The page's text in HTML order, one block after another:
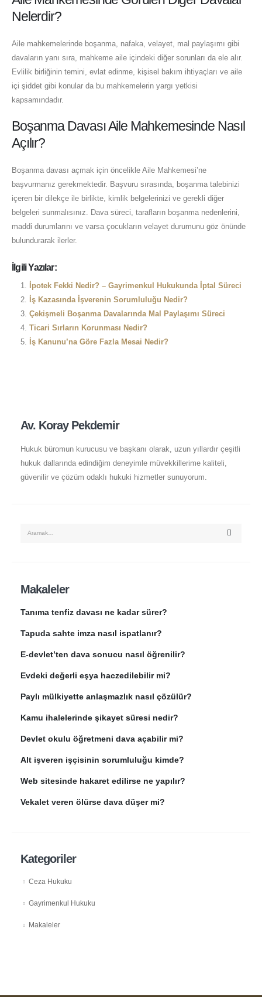
Nelerdir?
Aile mahkemelerinde boşanma, nafaka, velayet, mal paylaşımı gibi
davaların yanı sıra, mahkeme aile içindeki diğer sorunları da ele alır.
Evlilik birliğinin temini, evlat edinme, kişisel bakım ihtiyaçları ve aile
içi şiddet gibi konular da bu mahkemelerin yargı yetkisi
kapsamındadır.
Boşanma Davası Aile Mahkemesinde Nasıl
Açılır?
Boşanma davası açmak için öncelikle Aile Mahkemesi’ne
başvurmanız gerekmektedir. Başvuru sırasında, boşanma talebinizi
içeren bir dilekçe ile birlikte, kimlik belgelerinizi ve gerekli diğer
belgeleri sunmalısınız. Dava süreci, tarafların boşanma nedenlerini,
maddi durumlarını ve varsa çocukların velayet durumunu göz önünde
bulundurarak ilerler.
İlgili Yazılar:
İpotek Fekki Nedir? – Gayrimenkul Hukukunda İptal Süreci
İş Kazasında İşverenin Sorumluluğu Nedir?
Çekişmeli Boşanma Davalarında Mal Paylaşımı Süreci
Ticari Sırların Korunması Nedir?
İş Kanunu’na Göre Fazla Mesai Nedir?
Av. Koray Pekdemir
Hukuk büromun kurucusu ve başkanı olarak, uzun yıllardır çeşitli
hukuk dallarında edindiğim deneyimle müvekkillerime kaliteli,
güvenilir ve çözüm odaklı hukuki hizmetler sunuyorum.
Makaleler
Tanıma tenfiz davası ne kadar sürer?
Tapuda sahte imza nasıl ispatlanır?
E-devlet’ten dava sonucu nasıl öğrenilir?
Evdeki değerli eşya haczedilebilir mi?
Paylı mülkiyette anlaşmazlık nasıl çözülür?
Kamu ihalelerinde şikayet süresi nedir?
Devlet okulu öğretmeni dava açabilir mi?
Alt işveren işçisinin sorumluluğu kimde?
Web sitesinde hakaret edilirse ne yapılır?
Vekalet veren ölürse dava düşer mi?
Kategoriler
Ceza Hukuku
Gayrimenkul Hukuku
Makaleler